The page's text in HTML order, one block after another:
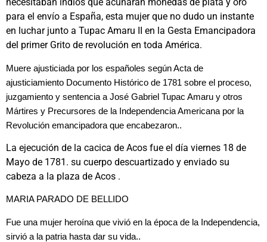
necesitaban indios que acuñaran monedas de plata y oro
para el envío a España, esta mujer que no dudo un instante
en luchar junto a Tupac Amaru II en la Gesta Emancipadora
del primer Grito de revolución en toda América.
Muere ajusticiada por los españoles según Acta de
ajusticiamiento Documento Histórico de 1781 sobre el proceso,
juzgamiento y sentencia a José Gabriel Tupac Amaru y otros
Mártires y Precursores de la Independencia Americana por la
Revolución emancipadora que encabezaron..
La ejecución de la cacica de Acos fue el día viernes 18 de
Mayo de 1781. su cuerpo descuartizado y enviado su
cabeza a la plaza de Acos .
MARIA PARADO DE BELLIDO
Fue una mujer heroína que vivió en la época de la Independencia,
sirvió a la patria hasta dar su vida..